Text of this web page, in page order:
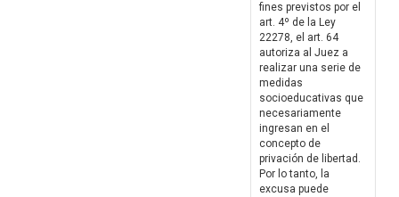
fines previstos por el
art. 4º de la Ley
22278, el art. 64
autoriza al Juez a
realizar una serie de
medidas
socioeducativas que
necesariamente
ingresan en el
concepto de
privación de libertad.
Por lo tanto, la
excusa puede